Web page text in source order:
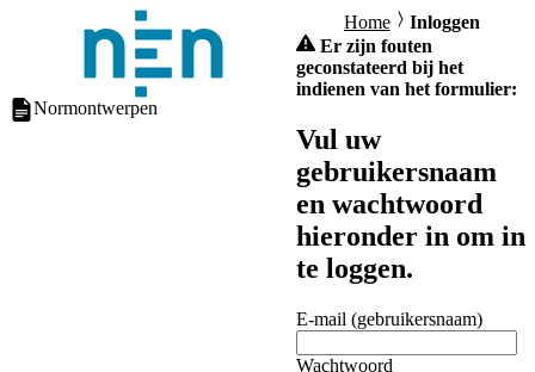
Normontwerpen
Home
Inloggen
Er zijn fouten
geconstateerd bij het
indienen van het formulier:
Vul uw
gebruikersnaam
en wachtwoord
hieronder in om in
te loggen.
E-mail (gebruikersnaam)
Wachtwoord